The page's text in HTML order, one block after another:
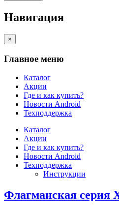
Навигация
×
Главное меню
Каталог
Акции
Где и как купить?
Новости Android
Техподдержка
Каталог
Акции
Где и как купить?
Новости Android
Техподдержка
Инструкции
Флагманская серия